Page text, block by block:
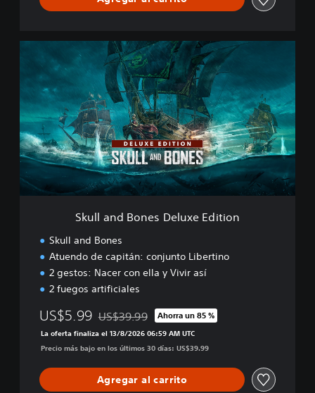
l
a
d
B
n
e
Skull and Bones Deluxe Edition
Skull and Bones
Atuendo de capitán: conjunto Libertino
2 gestos: Nacer con ella y Vivir así
2 fuegos artificiales
US$5.99 Rebajado del precio original de US$39.99
US$39.99 Ahorra un 85 %
La oferta finaliza el 13/8/2026 06:59 AM UTC
Precio más bajo en los últimos 30 días: US$39.99
Agregar al carrito